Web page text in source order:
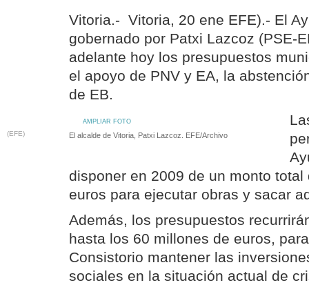
Vitoria.- Vitoria, 20 ene EFE).- El
gobernado por Patxi Lazcoz (PSE-
adelante hoy los presupuestos
el apoyo de PNV y EA, la
de EB.
AMPLIAR FOTO
(EFE) El alcalde de Vitoria, Patxi Lazcoz. EFE/Archivo
disponer en 2009 de un monto
euros para ejecutar obras y sacar
Además, los presupuestos
hasta los 60 millones de euros,
Consistorio mantener las
sociales en la situación actual de